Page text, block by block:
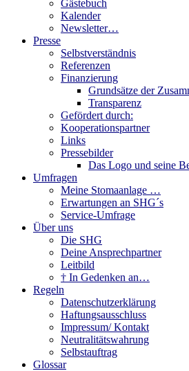
Gästebuch
Kalender
Newsletter…
Presse
Selbstverständnis
Referenzen
Finanzierung
Grundsätze der
Transparenz
Gefördert durch:
Kooperationspartner
Links
Pressebilder
Das Logo und seine
Umfragen
Meine Stomaanlage …
Erwartungen an SHG´s
Service-Umfrage
Über uns
Die SHG
Deine Ansprechpartner
Leitbild
† In Gedenken an…
Regeln
Datenschutzerklärung
Haftungsausschluss
Impressum/ Kontakt
Neutralitätswahrung
Selbstauftrag
Glossar